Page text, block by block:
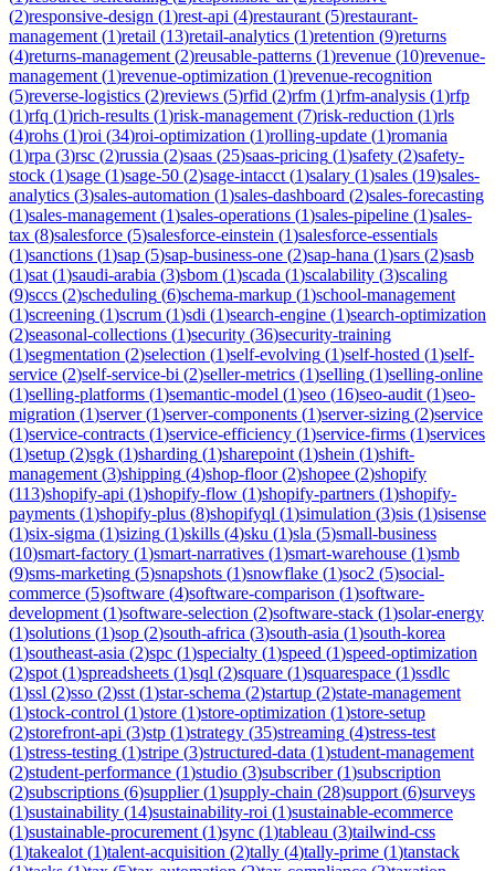
(2)responsive-design (1)rest-api (4)restaurant (5)restaurant-
management (1)retail (13)retail-analytics (1)retention (9)returns
(4)returns-management (2)reusable-patterns (1)revenue (10)revenue-
management (1)revenue-optimization (1)revenue-recognition
(5)reverse-logistics (2)reviews (5)rfid (2)rfm (1)rfm-analysis (1)rfp
(1)rfq (1)rich-results (1)risk-management (7)risk-reduction (1)rls
(4)rohs (1)roi (34)roi-optimization (1)rolling-update (1)romania
(1)rpa (3)rsc (2)russia (2)saas (25)saas-pricing (1)safety (2)safety-
stock (1)sage (1)sage-50 (2)sage-intacct (1)salary (1)sales (19)sales-
analytics (3)sales-automation (1)sales-dashboard (2)sales-forecasting
(1)sales-management (1)sales-operations (1)sales-pipeline (1)sales-
tax (8)salesforce (5)salesforce-einstein (1)salesforce-essentials
(1)sanctions (1)sap (5)sap-business-one (2)sap-hana (1)sars (2)sasb
(1)sat (1)saudi-arabia (3)sbom (1)scada (1)scalability (3)scaling
(9)sccs (2)scheduling (6)schema-markup (1)school-management
(1)screening (1)scrum (1)sdi (1)search-engine (1)search-optimization
(2)seasonal-collections (1)security (36)security-training
(1)segmentation (2)selection (1)self-evolving (1)self-hosted (1)self-
service (2)self-service-bi (2)seller-metrics (1)selling (1)selling-online
(1)selling-platforms (1)semantic-model (1)seo (16)seo-audit (1)seo-
migration (1)server(1)server-components (1)server-sizing (2)service
(1)service-contracts (1)service-efficiency (1)service-firms (1)services
(1)setup (2)sgk (1)sharding (1)sharepoint (1)shein (1)shift-
management (3)shipping (4)shop-floor(2)shopee (2)shopify
(113)shopify-api (1)shopify-flow (1)shopify-partners (1)shopify-
payments (1)shopify-plus (8)shopifyql (1)simulation (3)sis (1)sisense
(1)six-sigma (1)sizing (1)skills (4)sku (1)sla (5)small-business
(10)smart-factory (1)smart-narratives (1)smart-warehouse (1)smb
(9)sms-marketing (5)snapshots (1)snowflake (1)soc2 (5)social-
commerce (5)software (4)software-comparison (1)software-
development (1)software-selection (2)software-stack (1)solar-energy
(1)solutions (1)sop (2)south-africa (3)south-asia (1)south-korea
(1)southeast-asia (2)spc (1)specialty (1)speed (1)speed-optimization
(2)spot (1)spreadsheets (1)sql (2)square (1)squarespace (1)ssdlc
(1)ssl (2)sso (2)sst (1)star-schema (2)startup (2)state-management
(1)stock-control (1)store (1)store-optimization (1)store-setup
(2)storefront-api (3)stp (1)strategy (35)streaming (4)stress-test
(1)stress-testing (1)stripe (3)structured-data (1)student-management
(2)student-performance (1)studio (3)subscriber(1)subscription
(2)subscriptions (6)supplier(1)supply-chain (28)support (6)surveys
(1)sustainability (14)sustainability-roi (1)sustainable-ecommerce
(1)sustainable-procurement (1)sync (1)tableau (3)tailwind-css
(1)takealot (1)talent-acquisition (2)tally (4)tally-prime (1)tanstack